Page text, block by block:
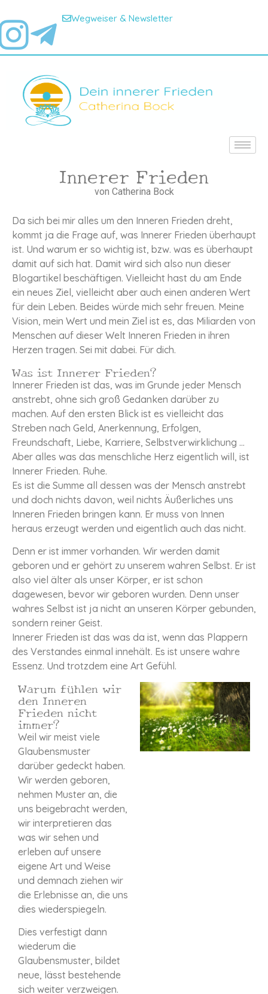
Wegweiser & Newsletter
Innerer Frieden
von Catherina Bock
Da sich bei mir alles um den Inneren Frieden dreht,
kommt ja die Frage auf, was Innerer Frieden überhaupt
ist. Und warum er so wichtig ist, bzw. was es überhaupt
damit auf sich hat. Damit wird sich also nun dieser
Blogartikel beschäftigen. Vielleicht hast du am Ende
ein neues Ziel, vielleicht aber auch einen anderen Wert
für dein Leben. Beides würde mich sehr freuen. Meine
Vision, mein Wert und mein Ziel ist es, das Miliarden von
Menschen auf dieser Welt Inneren Frieden in ihren
Herzen tragen. Sei mit dabei. Für dich.
Was ist Innerer Frieden?
Innerer Frieden ist das, was im Grunde jeder Mensch
anstrebt, ohne sich groß Gedanken darüber zu
machen. Auf den ersten Blick ist es vielleicht das
Streben nach Geld, Anerkennung, Erfolgen,
Freundschaft, Liebe, Karriere, Selbstverwirklichung …
Aber alles was das menschliche Herz eigentlich will, ist
Innerer Frieden. Ruhe.
Es ist die Summe all dessen was der Mensch anstrebt
und doch nichts davon, weil nichts Äußerliches uns
Inneren Frieden bringen kann. Er muss von Innen
heraus erzeugt werden und eigentlich auch das nicht.
Denn er ist immer vorhanden. Wir werden damit
geboren und er gehört zu unserem wahren Selbst. Er ist
also viel älter als unser Körper, er ist schon
dagewesen, bevor wir geboren wurden. Denn unser
wahres Selbst ist ja nicht an unseren Körper gebunden,
sondern reiner Geist.
Innerer Frieden ist das was da ist, wenn das Plappern
des Verstandes einmal innehält. Es ist unsere wahre
Essenz. Und trotzdem eine Art Gefühl.
Warum fühlen wir
den Inneren
Frieden nicht
immer?
Weil wir meist viele
Glaubensmuster
darüber gedeckt haben.
Wir werden geboren,
nehmen Muster an, die
uns beigebracht werden,
wir interpretieren das
was wir sehen und
erleben auf unsere
eigene Art und Weise
und demnach ziehen wir
die Erlebnisse an, die uns
dies wiederspiegeln.
Dies verfestigt dann
wiederum die
Glaubensmuster, bildet
neue, lässt bestehende
sich weiter verzweigen.